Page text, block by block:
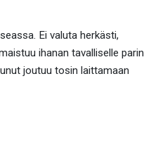
Ei valuta herkästi,
ihanan tavalliselle parin
joutuu tosin laittamaan